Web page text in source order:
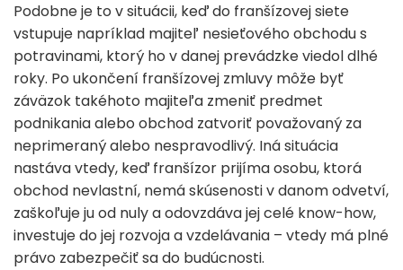
Podobne je to v situácii, keď do franšízovej siete
vstupuje napríklad majiteľ nesieťového obchodu s
potravinami, ktorý ho v danej prevádzke viedol dlhé
roky. Po ukončení franšízovej zmluvy môže byť
záväzok takéhoto majiteľa zmeniť predmet
podnikania alebo obchod zatvoriť považovaný za
neprimeraný alebo nespravodlivý. Iná situácia
nastáva vtedy, keď franšízor prijíma osobu, ktorá
obchod nevlastní, nemá skúsenosti v danom odvetví,
zaškoľuje ju od nuly a odovzdáva jej celé know-how,
investuje do jej rozvoja a vzdelávania – vtedy má plné
právo zabezpečiť sa do budúcnosti.